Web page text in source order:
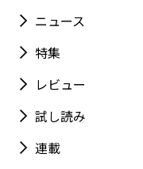
ニュース
特集
レビュー
試し読み
連載